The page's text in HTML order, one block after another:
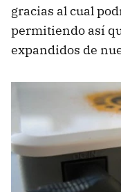
gracias al cual
permitiendo así
expandidos de